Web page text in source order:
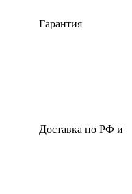
Гарантия
Доставка по РФ и